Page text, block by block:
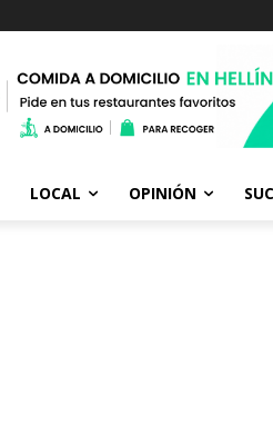
LOCAL OPINIÓN